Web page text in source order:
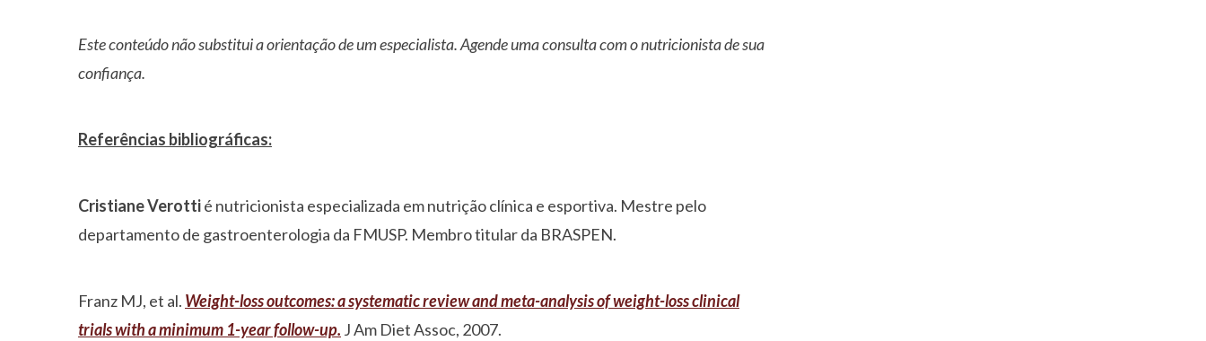
Este conteúdo não substitui a orientação de um especialista. Agende uma consulta com o nutricionista de sua
confiança.
Referências bibliográficas:
Cristiane Verottié nutricionista especializada em nutrição clínica e esportiva. Mestre pelo
departamento de gastroenterologia da FMUSP. Membro titular da BRASPEN.
Franz MJ, et al. Weight-loss outcomes: a systematic review and meta-analysis of weight-loss clinical
trials with a minimum 1-year follow-up. J Am Diet Assoc, 2007.